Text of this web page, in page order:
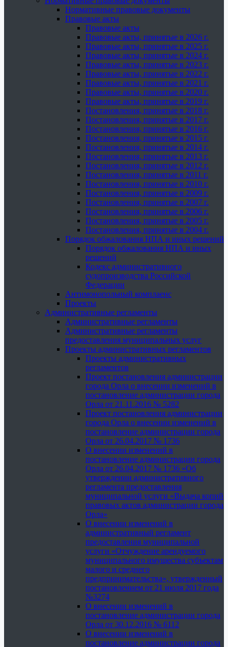
Нормативные правовые документы
Правовые акты
Правовые акты
Правовые акты, принятые в 2026 г.
Правовые акты, принятые в 2025 г.
Правовые акты, принятые в 2024 г.
Правовые акты, принятые в 2023 г.
Правовые акты, принятые в 2022 г.
Правовые акты, принятые в 2021 г.
Правовые акты, принятые в 2020 г.
Правовые акты, принятые в 2019 г.
Постановления, принятые в 2018 г.
Постановления, принятые в 2017 г.
Постановления, принятые в 2016 г.
Постановления, принятые в 2015 г.
Постановления, принятые в 2014 г.
Постановления, принятые в 2013 г.
Постановления, принятые в 2012 г.
Постановления, принятые в 2011 г.
Постановления, принятые в 2010 г.
Постановления, принятые в 2009 г.
Постановления, принятые в 2007 г.
Постановления, принятые в 2006 г.
Постановления, принятые в 2005 г.
Постановления, принятые в 2004 г.
Порядок обжалования НПА и иных решений
Порядок обжалования НПА и иных
решений
Кодекс административного
судопроизводства Российской
Федерации
Антимонопольный комплаенс
Проекты
Административные регламенты
Административные регламенты
Административные регламенты
предоставления муниципальных услуг
Проекты административных регламентов
Проекты административных
регламентов
Проект постановления администрации
города Орла о внесении изменений в
постановление администрации города
Орла от 21.11.2016 № 5282
Проект постановления администрации
города Орла о внесении изменений в
постановление администрации города
Орла от 26.04.2017 № 1736
О внесении изменений в
постановление администрации города
Орла от 26.04.2017 № 1736 «Об
утверждении административного
регламента предоставления
муниципальной услуги «Выдача копий
правовых актов администрации города
Орла»
О внесении изменений в
административный регламент
предоставления муниципальной
услуги «Отчуждение арендуемого
муниципального имущества субъектам
малого и среднего
предпринимательства», утвержденный
постановлением от 21 июля 2017 года
№3274
О внесении изменений в
постановление администрации города
Орла от 30.12.2016 № 6112
О внесении изменений в
постановление администрации города